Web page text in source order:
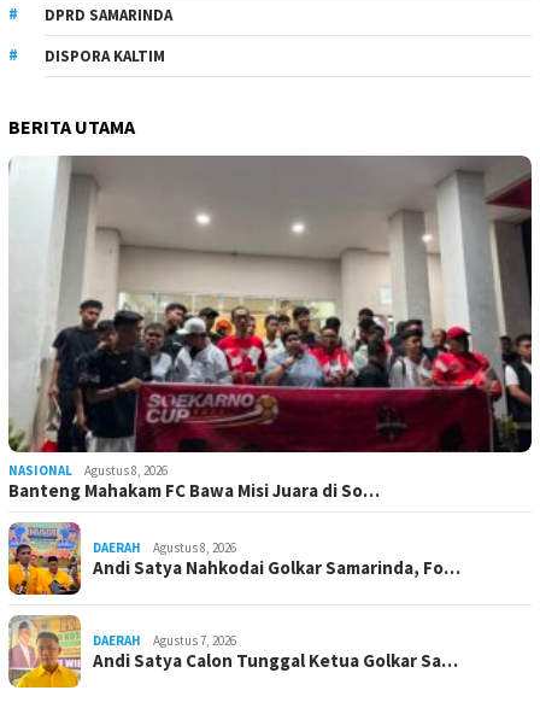
DPRD SAMARINDA
DISPORA KALTIM
BERITA UTAMA
NASIONAL Agustus 8, 2026
Banteng Mahakam FC Bawa Misi Juara di So…
DAERAH Agustus 8, 2026
Andi Satya Nahkodai Golkar Samarinda, Fo…
DAERAH Agustus 7, 2026
Andi Satya Calon Tunggal Ketua Golkar Sa…